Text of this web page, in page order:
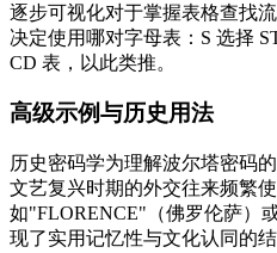
逐步可视化对于掌握表格查找
决定使用哪对字母表：S 选择
CD 表，以此类推。
高级示例与历史用法
历史密码学为理解波尔塔密码
文艺复兴时期的外交往来频繁
如"FLORENCE"（佛罗伦萨）
现了实用记忆性与文化认同的结